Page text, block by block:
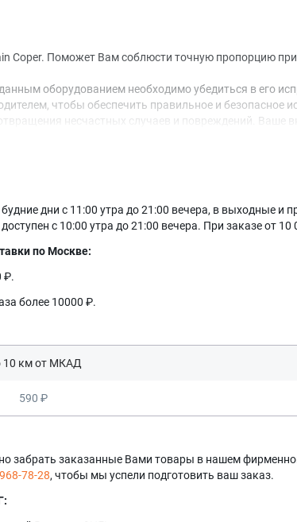
Coper. Поможет Вам соблюсти точную пропорцию
оборудованием необходимо убедиться в его
чтобы обеспечить правильное и
несчастных случаев и повреждений. Ваше
дни с 11:00 утра до 21:00 вечера, в выходные
с 10:00 утра до 21:00 вечера. При заказе от
по Москве:
₽.
более 10000 ₽.
10 км от МКАД
590 ₽
забрать заказанные Вами товары в нашем
78-28, чтобы мы успели подготовить ваш заказ.
Оставить
Данные